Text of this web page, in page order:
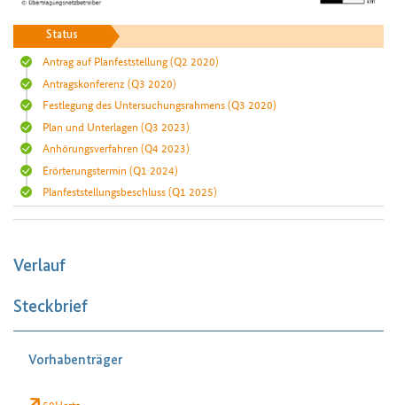
Status
Antrag auf Planfeststellung(Q2 2020)
Antragskonferenz (Q3 2020)
Festlegung des Untersuchungsrahmens(Q3 2020)
Plan und Unterlagen (Q3 2023)
Anhörungsverfahren (Q4 2023)
Erörterungstermin (Q1 2024)
Planfeststellungsbeschluss(Q1 2025)
Verlauf
Steckbrief
Vorhabenträger